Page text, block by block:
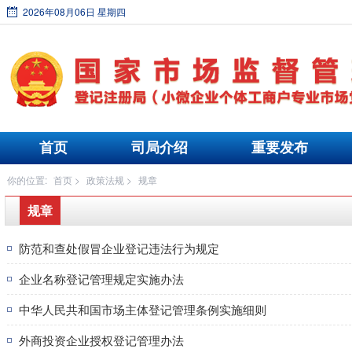
2026年08月06日 星期四
首页 司局介绍 重要发布
你的位置: 首页 > 政策法规 > 规章
规章
防范和查处假冒企业登记违法行为规定
企业名称登记管理规定实施办法
中华人民共和国市场主体登记管理条例实施细则
外商投资企业授权登记管理办法